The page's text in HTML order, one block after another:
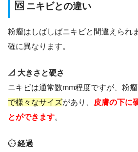
🆚 ニキビとの違い
粉瘤はしばしばニキビと間違えられ
確に異なります。
📐 大きさと硬さ
ニキビは通常数mm程度ですが、粉
で様々なサイズがあり、
皮膚の下に
とができます。
⏱️ 経過